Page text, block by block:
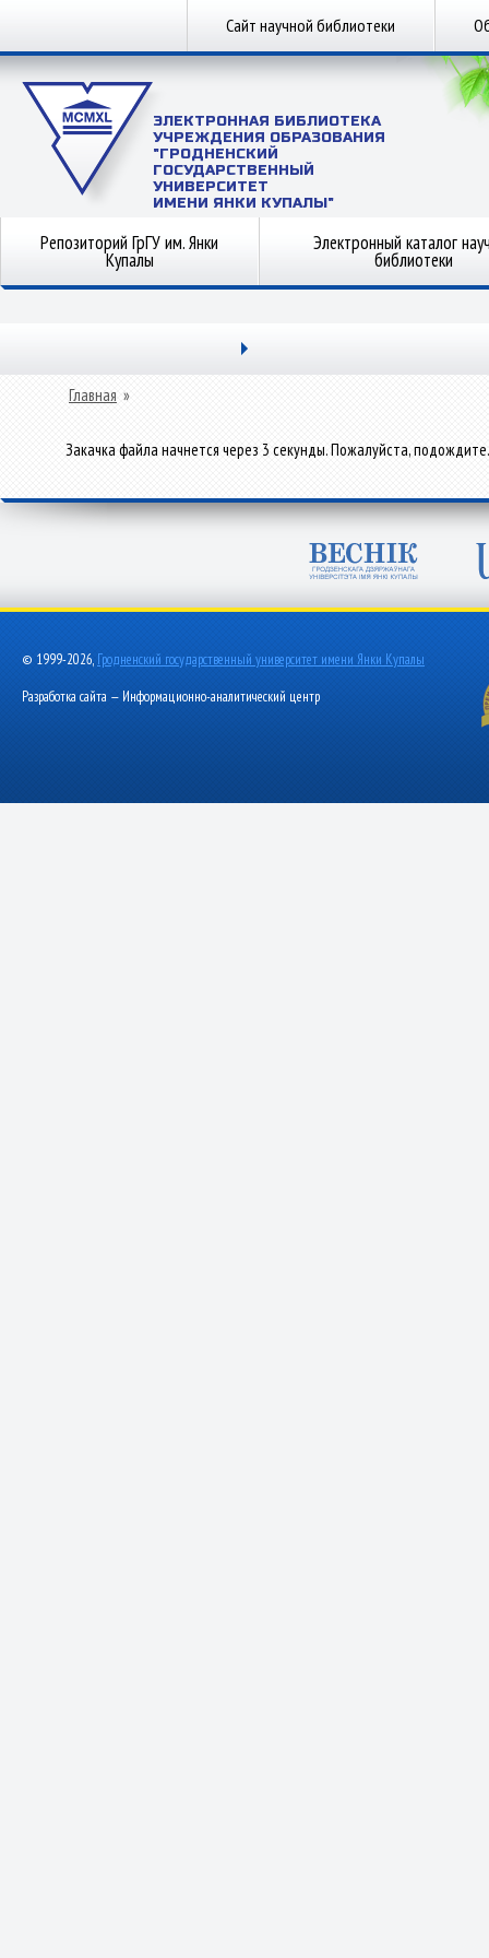
Сайт научной библиотеки
ЭЛЕКТРОННАЯ БИБЛИОТЕКА
УЧРЕЖДЕНИЯ ОБРАЗОВАНИЯ
"ГРОДНЕНСКИЙ
ГОСУДАРСТВЕННЫЙ
УНИВЕРСИТЕТ
ИМЕНИ ЯНКИ КУПАЛЫ"
Репозиторий ГрГУ им. Янки
Купалы
Электронный каталог
библиотеки
Главная »
Закачка файла начнется через 3 секунды. Пожалуйста, подождите.
© 1999-2026, Гродненский государственный университет имени Янки Купалы
Разработка сайта — Информационно-аналитический центр